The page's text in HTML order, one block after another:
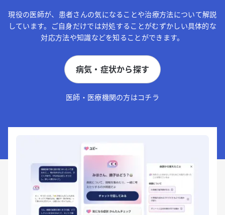
現役の医師が、患者さんの気になることや治療方法について解説
しています。ご自身だけでは対処することがむずかしい具体的な
対応方法や知識などを知ることができます。
病気・症状から探す
医師・医療機関の方はコチラ